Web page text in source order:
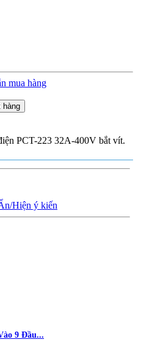
mua hàng
hàng
PCT-223 32A-400V bắt vít.
Hiện ý kiến
9 Đầu...